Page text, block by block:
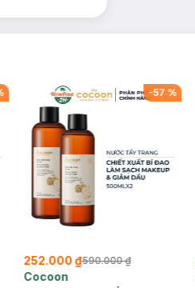
-57 %
252.000 ₫590.000 ₫
Cocoon